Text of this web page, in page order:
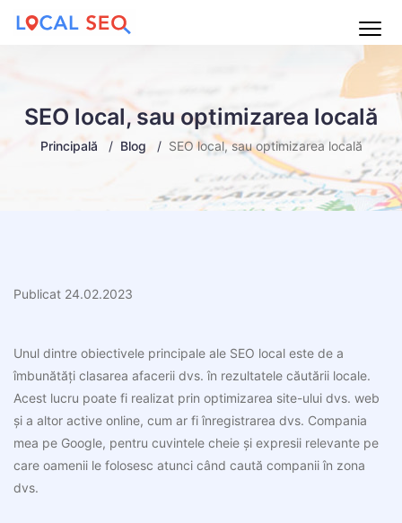
Main
Menu
SEO local, sau optimizarea locală
Principală Blog SEO local, sau optimizarea locală
Publicat 24.02.2023
Unul dintre obiectivele principale ale SEO local este de a
îmbunătăți clasarea afacerii dvs. în rezultatele căutării locale.
Acest lucru poate fi realizat prin optimizarea site-ului dvs. web
și a altor active online, cum ar fi înregistrarea dvs. Compania
mea pe Google, pentru cuvintele cheie și expresii relevante pe
care oamenii le folosesc atunci când caută companii în zona
dvs.